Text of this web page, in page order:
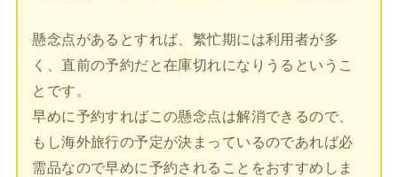
懸念点があるとすれば、繁忙期には利用者が多
く、直前の予約だと在庫切れになりうるというこ
とです。
早めに予約すればこの懸念点は解消できるので、
もし海外旅行の予定が決まっているのであれば必
需品なので早めに予約されることをおすすめしま